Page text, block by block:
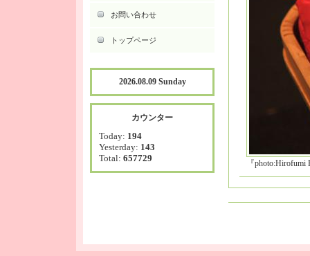
『photo:Hirofumi
お問い合わせ
トップページ
2026.08.09 Sunday
カウンター
Today: 194
Yesterday: 143
Total: 657729